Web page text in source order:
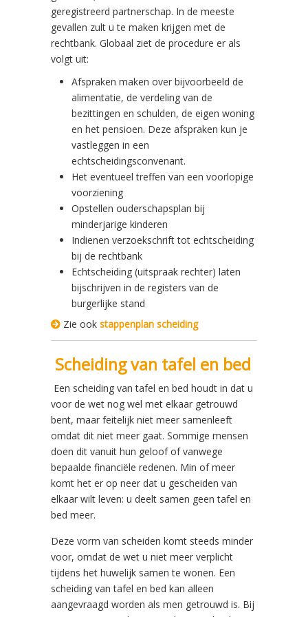
geregistreerd partnerschap. In de meeste
gevallen zult u te maken krijgen met de
rechtbank. Globaal ziet de procedure er als
volgt uit:
Afspraken maken over bijvoorbeeld de
alimentatie, de verdeling van de
bezittingen en schulden, de eigen woning
en het pensioen. Deze afspraken kun je
vastleggen in een
echtscheidingsconvenant.
Het eventueel treffen van een voorlopige
voorziening
Opstellen ouderschapsplan bij
minderjarige kinderen
Indienen verzoekschrift tot echtscheiding
bij de rechtbank
Echtscheiding (uitspraak rechter) laten
bijschrijven in de registers van de
burgerlijke stand
Zie ook stappenplan scheiding
Scheiding van tafel en bed
Een scheiding van tafel en bed houdt in dat u
voor de wet nog wel met elkaar getrouwd
bent, maar feitelijk niet meer samenleeft
omdat dit niet meer gaat. Sommige mensen
doen dit vanuit hun geloof of vanwege
bepaalde financiële redenen. Min of meer
komt het er op neer dat u gescheiden van
elkaar wilt leven: u deelt samen geen tafel en
bed meer.
Deze vorm van scheiden komt steeds minder
voor, omdat de wet u niet meer verplicht
tijdens het huwelijk samen te wonen. Een
scheiding van tafel en bed kan alleen
aangevraagd worden als men getrouwd is. Bij